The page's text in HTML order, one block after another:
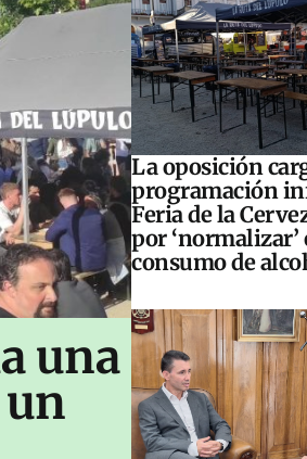
una
La oposición
programación
Feria de la
por ‘normalizar’
consumo de